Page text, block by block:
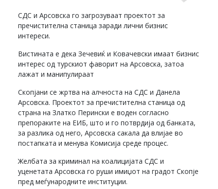
СДС и Арсовска го загрозуваат проектот за
пречистителна станица заради лични бизнис
интереси.
Вистината е дека Зечевиќ и Ковачевски имаат бизнис
интерес од турскиот фаворит на Арсовска, затоа
лажат и манипулираат
Скопјани се жртва на алчноста на СДС и Данела
Арсовска. Проектот за пречистителна станица од
страна на Златко Перински е воден согласно
препораките на ЕИБ, што и го потврдија од банката,
за разлика од него, Арсовска сакала да влијае во
постапката и менува Комисија среде процес.
Желбата за криминал на коалицијата СДС и
уценетата Арсовска го руши имиџот на градот Скопје
пред меѓународните институции.